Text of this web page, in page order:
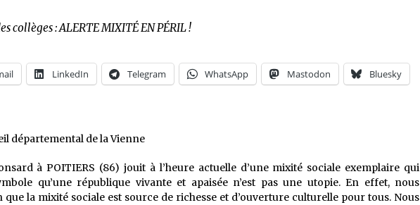
collèges : ALERTE MIXITÉ EN PÉRIL !
LinkedIn Telegram WhatsApp Mastodon Bluesky
départemental de la Vienne
à POITIERS (86) jouit à l’heure actuelle d’une mixité sociale exemplaire qui
qu’une république vivante et apaisée n’est pas une utopie. En effet, nous
la mixité sociale est source de richesse et d’ouverture culturelle pour tous. Nous